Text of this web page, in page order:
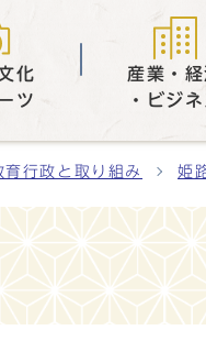
化
ツ
産業・経
・ビジネ
育行政と取り組み 姫